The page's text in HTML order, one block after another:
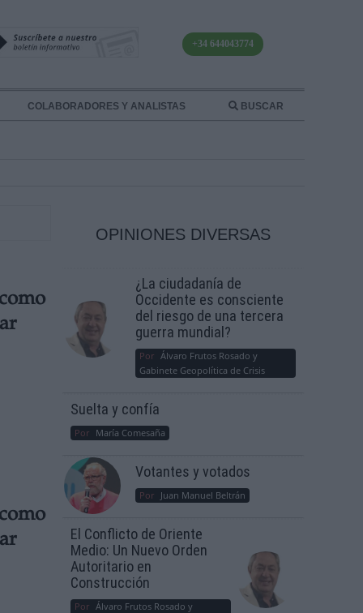
+34 644043774
COLABORADORES Y ANALISTAS BUSCAR
OPINIONES DIVERSAS
¿La ciudadanía de
Occidente es consciente
del riesgo de una tercera
guerra mundial?
Por Álvaro Frutos Rosado y
Gabinete Geopolítica de Crisis
Suelta y confía
Por María Comesaña
Votantes y votados
Por Juan Manuel Beltrán
El Conflicto de Oriente
Medio: Un Nuevo Orden
Autoritario en
Construcción
Por Álvaro Frutos Rosado y